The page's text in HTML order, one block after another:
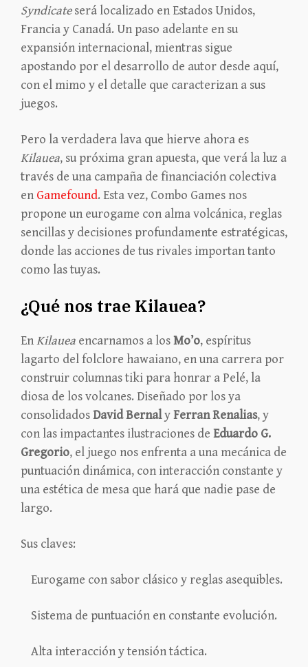
Syndicateserá localizado en Estados Unidos,
Francia y Canadá. Un paso adelante en su
expansión internacional, mientras sigue
apostando por el desarrollo de autor desde aquí,
con el mimo y el detalle que caracterizan a sus
juegos.
Pero la verdadera lava que hierve ahora es
Kilauea, su próxima gran apuesta, que verá la luz a
través de una campaña de financiación colectiva
en Gamefound. Esta vez, Combo Games nos
propone un eurogame con alma volcánica, reglas
sencillas y decisiones profundamente estratégicas,
donde las acciones de tus rivales importan tanto
como las tuyas.
¿Qué nos trae Kilauea?
EnKilauea encarnamos a losMo’o, espíritus
lagarto del folclore hawaiano, en una carrera por
construir columnas tiki para honrar a Pelé, la
diosa de los volcanes. Diseñado por los ya
consolidadosDavid BernalyFerran Renalias, y
con las impactantes ilustraciones de Eduardo G.
Gregorio, el juego nos enfrenta a una mecánica de
puntuación dinámica, con interacción constante y
una estética de mesa que hará que nadie pase de
largo.
Sus claves:
Eurogame con sabor clásico y reglas asequibles.
Sistema de puntuación en constante evolución.
Alta interacción y tensión táctica.